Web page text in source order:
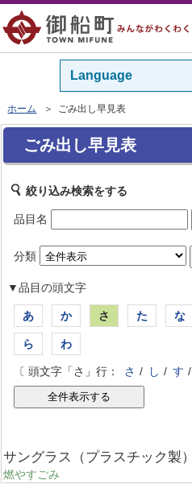
Language
ホーム ＞ ごみ出し早見表
ごみ出し早見表
絞り込み検索をする
品目名
分類
▼品目の頭文字
あ か さ た な
ら わ
〔 頭文字「さ」行： さ / し / す /
サングラス（プラスチック製）
燃やすごみ